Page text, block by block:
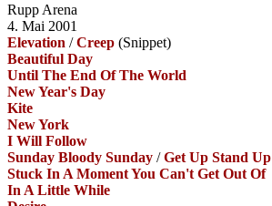
Rupp Arena
4. Mai 2001
Elevation /Creep (Snippet)
Beautiful Day
Until The End Of The World
New Year's Day
Kite
New York
I Will Follow
Sunday Bloody Sunday /Get Up Stand Up
Stuck In A Moment You Can't Get Out Of
In A Little While